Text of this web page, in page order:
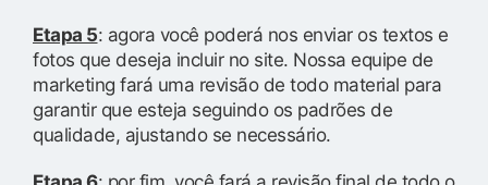
Etapa 5: agora você poderá nos enviar os textos e
fotos que deseja incluir no site. Nossa equipe de
marketing fará uma revisão de todo material para
garantir que esteja seguindo os padrões de
qualidade, ajustando se necessário.